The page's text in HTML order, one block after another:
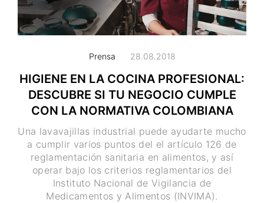
Prensa 28.08.2018
HIGIENE EN LA COCINA PROFESIONAL:
DESCUBRE SI TU NEGOCIO CUMPLE
CON LA NORMATIVA COLOMBIANA
Una lavavajillas industrial puede ayudarte mucho
a cumplir varios puntos del el artículo 126 de
reglamentación sanitaria en alimentos, y así
operar bajo los criterios reglamentarios del
Instituto Nacional de Vigilancia de
Medicamentos y Alimentos (INVIMA).